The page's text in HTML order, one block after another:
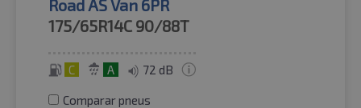
Road AS Van 6PR
175/65R14C 90/88T
C A 72 dB
Comparar pneus